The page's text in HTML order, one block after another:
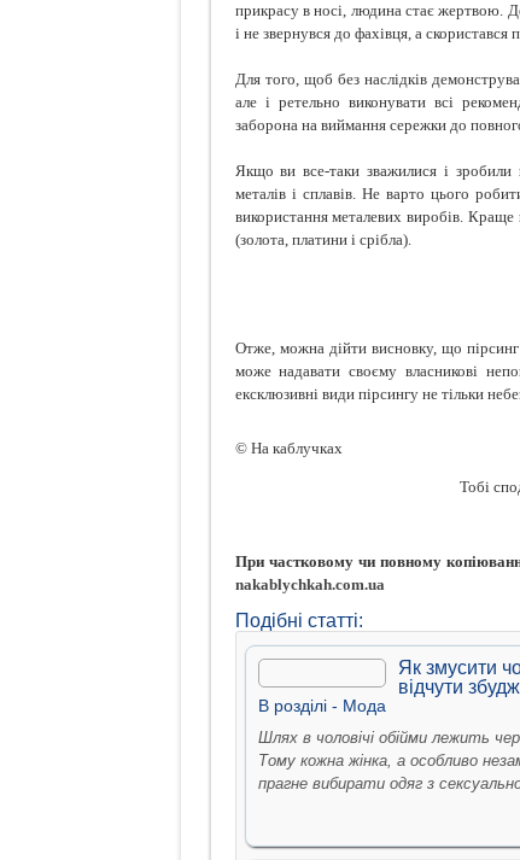
прикрасу в носі, людина стає жертвою.
і не звернувся до фахівця, а
Для того, щоб без наслідків
але і ретельно виконувати всі
заборона на виймання сережки до
Якщо ви все-таки зважилися і зробили
металів і сплавів. Не варто цього
використання металевих виробів.
(золота, платини і срібла).
Отже, можна дійти висновку, що
може надавати своєму власникові
ексклюзивні види пірсингу не тільки
© На каблучках
Тобі
При частковому чи повному
nakablychkah.com.ua
Подібні статті:
Як змусити
відчути
В рoздiлi - Мода
Шлях в чоловічі обійми лежить
Тому кожна жінка, а особливо
прагне вибирати одяг з